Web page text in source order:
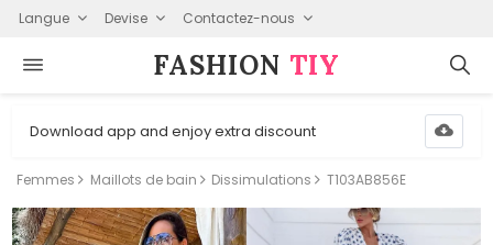
Langue Devise Contactez-nous
FASHION⁠ TIY
Download app and enjoy extra discount
Femmes Maillots de bain Dissimulations T103AB856E